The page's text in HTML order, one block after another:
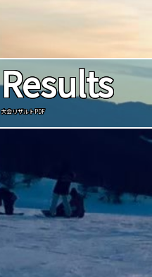
Results
大会リザルトPDF